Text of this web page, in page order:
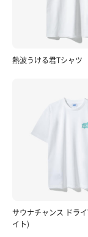
熱波うける君Tシャツ
サウナチャンス ドラ
イト)